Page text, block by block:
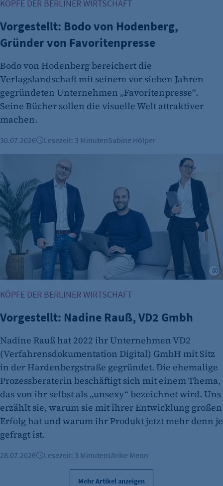
etracker Analytics
Name:
et_oi_v2
Anbieter:
Cookie Erkennung
Cookie Laufzeit:
2 Jahre
etracker Analytics
Name:
et_allow_cookies
Anbieter:
etracker GmbH
Zweck:
480 Tage
etracker Analytics
Name:
Anbieter:
etracker GmbH
Zweck:
Erkennung, ob bei dem Besucher die
Scrolltiefe gemessen wird.
Cookie Laufzeit:
KÖPFE DER BERLINER WIRTSCHAFT
Vorgestellt: Bodo von Hodenberg,
Gründer von Favoritenpresse
Bodo von Hodenberg bereichert die
Verlagslandschaft mit seinem vor sieben Jahren
gegründeten Unternehmen „Favoritenpresse“.
Seine Bücher sollen die visuelle Welt attraktiver
machen.
30.07.2026 Lesezeit: 3 MinutenSabine Hölper
KÖPFE DER BERLINER WIRTSCHAFT
Vorgestellt: Nadine Rauß, VD2 Gmbh
Nadine Rauß hat 2022 ihr Unternehmen VD2
(Verfahrensdokumentation Digital) GmbH mit Sitz
in der Hardenbergstraße gegründet. Die ehemalige
Prozessberaterin beschäftigt sich mit einem Thema,
das von ihr selbst als „unsexy“ bezeichnet wird. Uns
erzählt sie, warum sie mit ihrer Entwicklung großen
Erfolg hat und warum ihr Produkt jetzt mehr denn je
gefragt ist.
28.07.2026 Lesezeit: 3 MinutenUlrike Menn
Mehr Artikel anzeigen